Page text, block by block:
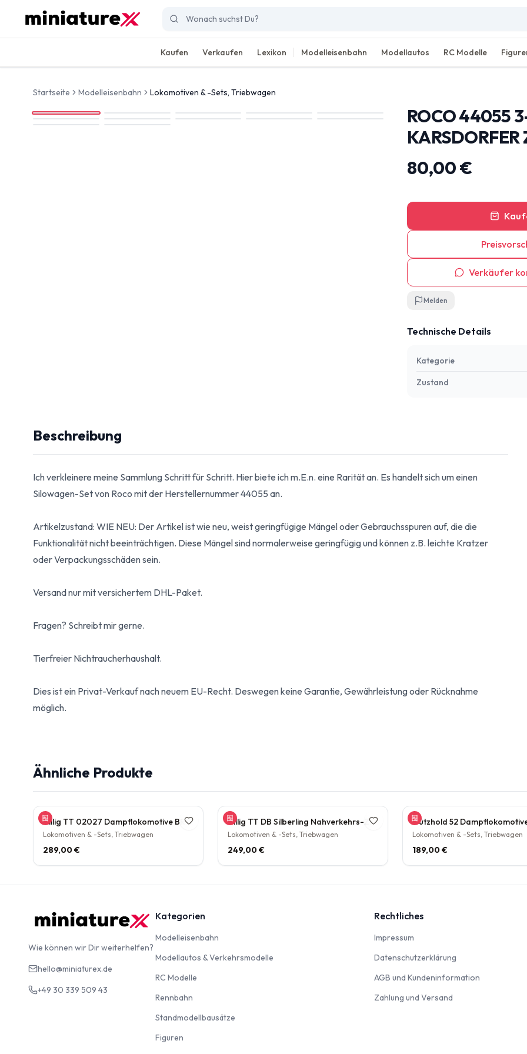
Kaufen Verkaufen Lexikon Modelleisenbahn Modellautos RC Modelle
Startseite Modelleisenbahn Lokomotiven & -Sets, Triebwagen
ROCO 44055
80,00 €
Verkäufer
Melden
Technische Details
Kategorie
Zustand
Beschreibung
Ich verkleinere meine Sammlung Schritt für Schritt. Hier biete ich m.E.n. eine Rarität an. Es handelt sich um einen
Silowagen-Set von Roco mit der Herstellernummer 44055 an.
Artikelzustand: WIE NEU: Der Artikel ist wie neu, weist geringfügige Mängel oder Gebrauchsspuren auf, die die
Funktionalität nicht beeinträchtigen. Diese Mängel sind normalerweise geringfügig und können z.B. leichte Kratzer
oder Verpackungsschäden sein.
Versand nur mit versichertem DHL-Paket.
Fragen? Schreibt mir gerne.
Tierfreier Nichtraucherhaushalt.
Dies ist ein Privat-Verkauf nach neuem EU-Recht. Deswegen keine Garantie, Gewährleistung oder Rücknahme
möglich.
Ähnliche Produkte
Tillig TT 02027 Dampflokomotive BR 38.10 der DB Epoche III Personenzuglok Schlepptender rarität
Lokomotiven & -Sets, Triebwagen
289,00 €
Tillig TT DB Silberling Nahverkehrs-Zugset 4-teilig Steuerwagen Hasenkasten Köln HBF Epoche IV rarität
Lokomotiven & -Sets, Triebwagen
249,00 €
Lokomotiven & -Sets, Triebwagen
189,00 €
Wie können wir Dir weiterhelfen?
hello@miniaturex.de
+49 30 339 509 43
Kategorien
Modelleisenbahn
Modellautos & Verkehrsmodelle Modellautos & Verkehrsmodelle
RC Modelle
Rennbahn
Standmodellbausätze
Figuren
Rechtliches
ImpressumImpressum
Datenschutzerklärung
AGB und KundeninformationAGB und
Zahlung und VersandZahlung und Versand